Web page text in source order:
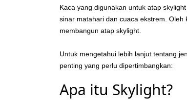
Kaca yang digunakan untuk atap
sinar matahari dan cuaca ekstrem.
membangun atap skylight.
Untuk mengetahui lebih lanjut tentang
penting yang perlu dipertimbangkan:
Apa itu Skylight?